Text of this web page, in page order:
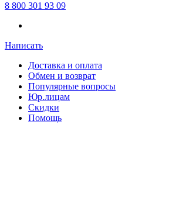
8 800 301 93 09
Написать
Доставка и оплата
Обмен и возврат
Популярные вопросы
Юр.лицам
Скидки
Помощь